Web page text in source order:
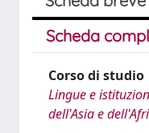
Scheda
Corso di studio
Lingue e
dell'Asia e